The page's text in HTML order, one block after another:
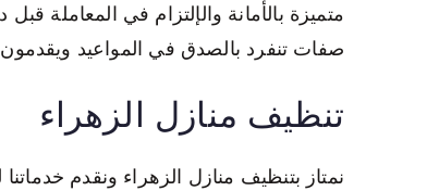
متميزة بالأمانة والإلتزام في المعاملة
صفات تنفرد بالصدق في المواعيد
تنظيف منازل الزهراء
نمتاز بتنظيف منازل الزهراء ونقدم